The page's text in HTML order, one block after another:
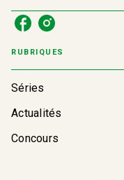
RUBRIQUES
Séries
Actualités
Concours